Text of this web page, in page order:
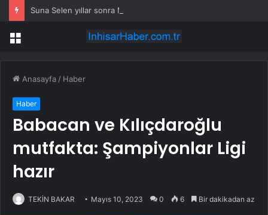
Menü
Anasayfa / Haber
Haber
Babacan ve Kılıçdaroğlu
mutfakta: Şampiyonlar Ligi
hazır
TEKİN BAKAR Mayıs 10, 2023 0 6 Bir dakikadan az